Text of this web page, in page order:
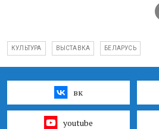
КУЛЬТУРА ВЫСТАВКА БЕЛАРУСЬ
вк
youtube